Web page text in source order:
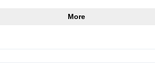
More